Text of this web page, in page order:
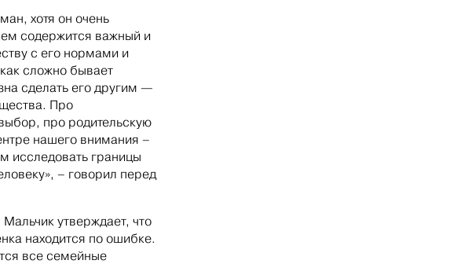
хотя он очень
содержится важный и
с его нормами и
сложно бывает
сделать его другим —
Про
про родительскую
нашего внимания –
исследовать границы
– говорил перед
утверждает, что
находится по ошибке.
все семейные